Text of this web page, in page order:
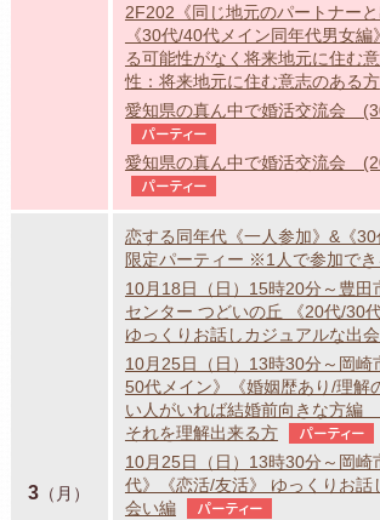
2F202《同じ地元のパートナーと
《30代/40代メイン同年代男女
る可能性がなく将来地元に住
性：将来地元に住む意志のある方
愛知県の真ん中で婚活交流会
パーティー
愛知県の真ん中で婚活交流会
パーティー
3 （月）
恋する同年代《一人参加》&《30
限定パーティー ※1人で参加で
10月18日（日）15時20分～豊田
センター つどいの丘 《20代/30
ゆっくりお話しカジュアルな出
10月25日（日）13時30分～岡崎
50代メイン》《婚姻歴あり/理解
い人がいれば結婚前向きな方
それを理解出来る方
パーティー
10月25日（日）13時30分～岡崎
代》《恋活/友活》 ゆっくりお話
会い編
パーティー